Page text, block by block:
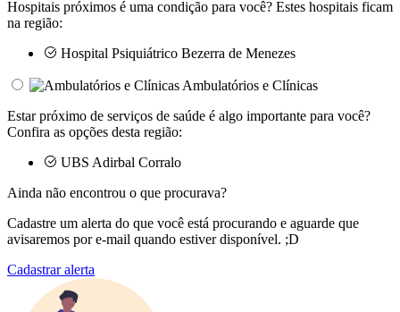
Hospitais próximos é uma condição para você? Estes hospitais ficam
na região:
Hospital Psiquiátrico Bezerra de Menezes
Ambulatórios e Clínicas
Estar próximo de serviços de saúde é algo importante para você?
Confira as opções desta região:
UBS Adirbal Corralo
Ainda não encontrou o que procurava?
Cadastre um alerta do que você está procurando e aguarde que
avisaremos por e-mail quando estiver disponível. ;D
Cadastrar alerta